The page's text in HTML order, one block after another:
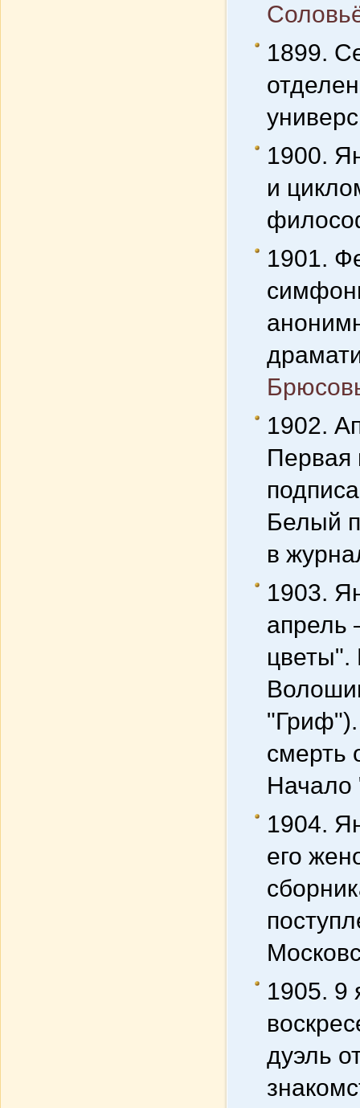
1899.
1900.
и
1901.
1902.
Первая
Белый
в
1903.
апрель
цветы".
смерть
Начало
1904.
его
1905. 9
дуэль